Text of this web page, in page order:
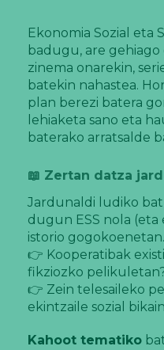
Ekonomia Sozial eta
badugu, are
zinema onarekin,
batekin nahastea.
plan berezi batera
lehiaketa sano eta
baterako arratsalde
📖 Zertan datza
Jardunaldi ludiko
dugun ESS nola
istorio gogokoenetan.
👉 Kooperatibak
fikziozko
👉 Zein telesaileko
ekintzaile sozial
Kahoot tematiko